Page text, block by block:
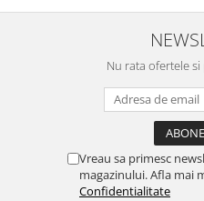
nu o mananca cu placere. Eu
sunt multumit si voi continua cu
Nu rata ofertele
Vreau sa primesc
magazinului. Afla mai
Confidentialitate